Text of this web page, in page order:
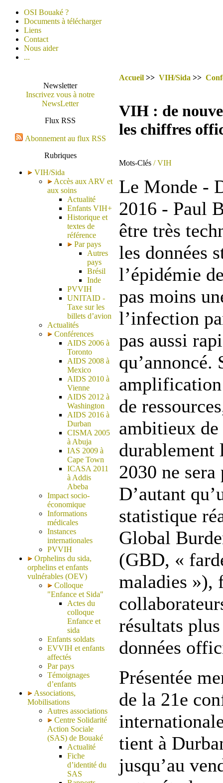
OSI Bouaké ?
Documents à télécharger
Liens
Contact
Nous aider
...
Newsletter
Inscrivez vous à notre
NewsLetter
Flux RSS
Abonnement au flux RSS
Rubriques
VIH/Sida
Accès aux ARV et
aux soins
Actualité
Enfants VIH+
Historique et
textes de
référence
Par pays
Autres
pays
Brésil
Inde
PVVIH
UNITAID -
Taxe sur les
billets d’avion
Actualités
Conférences
AIDS 2006 à
Toronto
AIDS 2008 à
Mexico
AIDS 2010 à
Vienne
AIDS 2012 à
Washington
AIDS 2016 à
Durban
CISMA 2005
à Abuja
IAS 2009 à
Cape Town
ICASA 2011
à Addis
Abeba
Impact socio-
économique
Informations
médicales
Instances
internationales
PVVIH
Orphelins du sida,
orphelins et enfants
vulnérables (OEV)
Colloque
"Enfance et Sida"
Actes du
colloque
Enfance et
sida
Enfants soldats
EVVIH et enfants
affectés
Par pays
Témoignages
d’enfants
Associations,
Mobilisations
Autres associations
Centre Solidarité
Action Sociale
(SAS) de Bouaké
Actualité
Fiche
d’identité du
SAS
Accueil >> VIH/Sida >>
VIH : de
les chiffres
Mots-Clés / VIH
Le Monde -
2016 - Paul
être très
les données
l’épidémie
pas moins
l’infection
pas aussi
qu’annoncé.
de
ambitieux
durablement
2030 ne
D’autant
statistique
Global
(GBD, «
maladies »),
résultats
données
Présentée
de la 21e
tient à
jusqu’au